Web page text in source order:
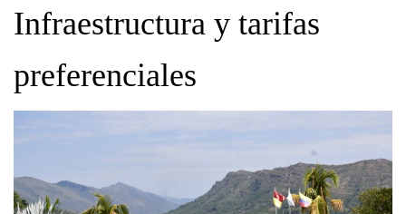
Infraestructura y tarifas
preferenciales